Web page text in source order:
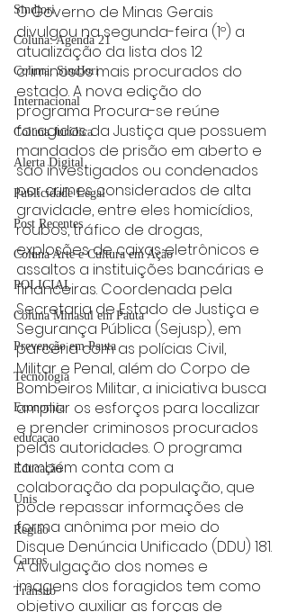
Sindjori
Coluna: Agenda 21
Coluna: SindJori
Internacional
Coluna Jurídica
Alerta Digital
Publicidade Legal
Post Recentes
Coluna Arte e Cultura em Ação
POLICIAL
Coluna Minasul em Pauta
Prevenção em Pauta
Tecnologia
Economia
educaçao
Educação
Unis
Região
Carros
Trânsito
O Governo de Minas Gerais
divulgou na segunda-feira (1º) a
atualização da lista dos 12
criminosos mais procurados do
estado. A nova edição do
programa Procura-se reúne
foragidos da Justiça que possuem
mandados de prisão em aberto e
são investigados ou condenados
por crimes considerados de alta
gravidade, entre eles homicídios,
roubos, tráfico de drogas,
explosões de caixas eletrônicos e
assaltos a instituições bancárias e
financeiras. Coordenada pela
Secretaria de Estado de Justiça e
Segurança Pública (Sejusp), em
parceria com as polícias Civil,
Militar e Penal, além do Corpo de
Bombeiros Militar, a iniciativa busca
ampliar os esforços para localizar
e prender criminosos procurados
pelas autoridades. O programa
também conta com a
colaboração da população, que
pode repassar informações de
forma anônima por meio do
Disque Denúncia Unificado (DDU) 181.
A divulgação dos nomes e
imagens dos foragidos tem como
objetivo auxiliar as forças de